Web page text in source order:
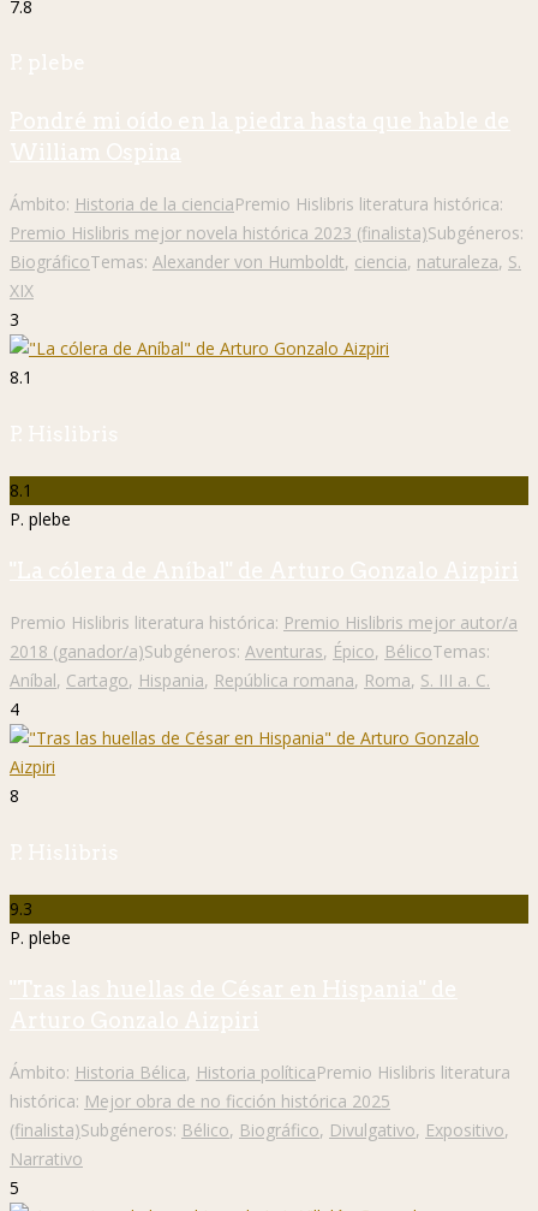
7.8
P. plebe
Pondré mi oído en la piedra hasta que hable de
William Ospina
Ámbito: Historia de la cienciaPremio Hislibris literatura histórica:
Premio Hislibris mejor novela histórica 2023 (finalista)Subgéneros:
BiográficoTemas: Alexander von Humboldt, ciencia, naturaleza, S.
XIX
3
8.1
P. Hislibris
8.1
P. plebe
"La cólera de Aníbal" de Arturo Gonzalo Aizpiri
Premio Hislibris literatura histórica: Premio Hislibris mejor autor/a
2018 (ganador/a)Subgéneros: Aventuras, Épico, BélicoTemas:
Aníbal, Cartago, Hispania, República romana, Roma, S. III a. C.
4
8
P. Hislibris
9.3
P. plebe
"Tras las huellas de César en Hispania" de
Arturo Gonzalo Aizpiri
Ámbito: Historia Bélica, Historia políticaPremio Hislibris literatura
histórica: Mejor obra de no ficción histórica 2025
(finalista)Subgéneros: Bélico, Biográfico, Divulgativo, Expositivo,
Narrativo
5